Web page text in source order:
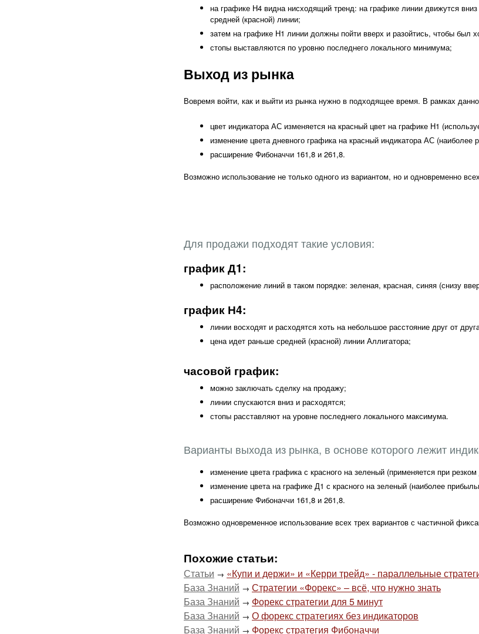
на графике Н4 видна нисходящий тренд: на графике линии движутся
средней (красной) линии;
затем на графике Н1 линии должны пойти вверх и разойтись, чтобы был
стопы выставляются по уровню последнего локального минимума;
Выход из рынка
Вовремя войти, как и выйти из рынка нужно в подходящее время. В рамках
цвет индикатора АС изменяется на красный цвет на графике Н1
изменение цвета дневного графика на красный индикатора АС (наиболее
расширение Фибоначчи 161,8 и 261,8.
Возможно использование не только одного из вариантом, но и одновременно
Для продажи подходят такие условия:
график Д1:
расположение линий в таком порядке: зеленая, красная, синяя (снизу
график Н4:
линии восходят и расходятся хоть на небольшое расстояние друг от
цена идет раньше средней (красной) линии Аллигатора;
часовой график:
можно заключать сделку на продажу;
линии спускаются вниз и расходятся;
стопы расставляют на уровне последнего локального максимума.
Варианты выхода из рынка, в основе которого лежит
изменение цвета графика с красного на зеленый (применяется при
изменение цвета на графике Д1 с красного на зеленый (наиболее
расширение Фибоначчи 161,8 и 261,8.
Возможно одновременное использование всех трех вариантов с частичной
Похожие статьи:
Статьи → «Купи и держи» и «Керри трейд» - параллельные
База Знаний → Стратегии «Форекс» – всё, что нужно знать
База Знаний → Форекс стратегии для 5 минут
База Знаний → О форекс стратегиях без индикаторов
База Знаний → Форекс стратегия Фибоначчи